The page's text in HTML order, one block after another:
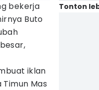
bekerja
Buto
iklan
Mas
Tonton